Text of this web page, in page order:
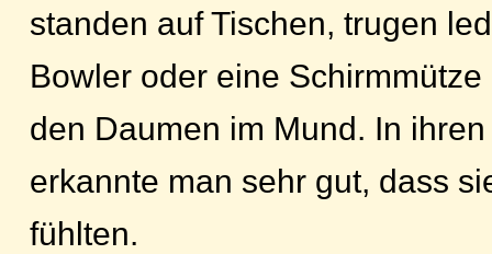
standen auf Tischen, trugen
Bowler oder eine
den Daumen im Mund. In
erkannte man sehr gut, dass
fühlten.